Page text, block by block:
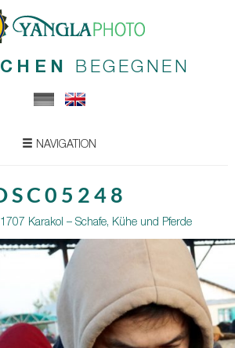
BEGEGNEN
NAVIGATION
Karakol – Schafe, Kühe und Pferde